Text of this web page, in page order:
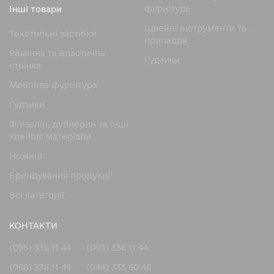
Таке рішення значно підвищує зручність використання в
металевими пряжками.
Переваги застібки HOOK 25
пояснюється поєднанням міцної конструкції та
інноваційної технології.
Основні переваги моделі:
автоматичне магнітне з’єднання;
надійна механічна фіксація;
заклепувальний спосіб встановлення;
висока стійкість до зносу;
сучасний дизайн;
фурнітура
Швейні інструменти та
приладдя
Гудзики
Інші товари
Текстильні застібки
Ремінна та еластична
стрічка
Меблева фурнітура
Гудзики
Флізелін, дублерин та інші
клейові матеріали
Ножицi
Брендування продукції
Всі категорії
КОНТАКТИ
(095) 336 11 44
(093) 336 11 44
(068) 336 11 44
(044) 333 60 46